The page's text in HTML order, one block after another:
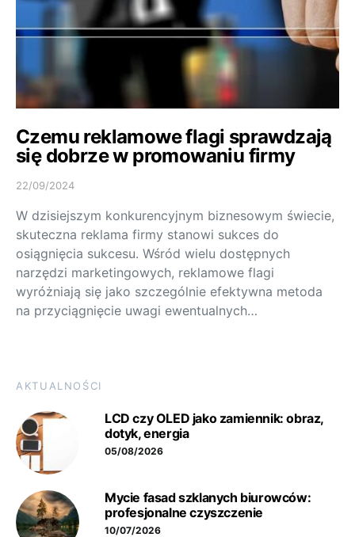
Czemu reklamowe flagi sprawdzają
się dobrze w promowaniu firmy
22/09/2024
W dzisiejszym konkurencyjnym biznesowym świecie,
skuteczna reklama firmy stanowi sukces do
osiągnięcia sukcesu. Wśród wielu dostępnych
narzędzi marketingowych, reklamowe flagi
wyróżniają się jako szczególnie efektywna metoda
na przyciągnięcie uwagi ewentualnych…
AKTUALNOŚCI
LCD czy OLED jako zamiennik: obraz,
dotyk, energia
05/08/2026
Mycie fasad szklanych biurowców:
profesjonalne czyszczenie
10/07/2026